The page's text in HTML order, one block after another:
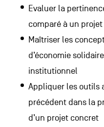
Evaluer la
comparé à un
Maîtriser les
d’économie
institutionnel
Appliquer les outils
précédent dans la
d’un projet concret